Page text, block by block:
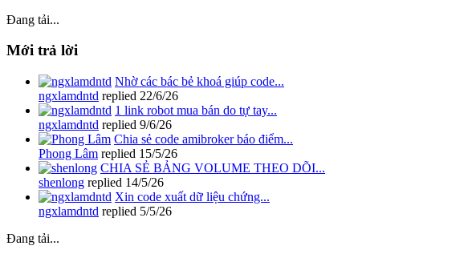
Đang tải...
Mới trả lời
Nhờ các bác bẻ khoá giúp code...
ngxlamdntd replied 22/6/26
1 link robot mua bán do tự tay...
ngxlamdntd replied 9/6/26
Chia sẻ code amibroker báo điểm...
Phong Lâm replied 15/5/26
CHIA SẺ BẢNG VOLUME THEO DÕI...
shenlong replied 14/5/26
Xin code xuất dữ liệu chứng...
ngxlamdntd replied 5/5/26
Đang tải...